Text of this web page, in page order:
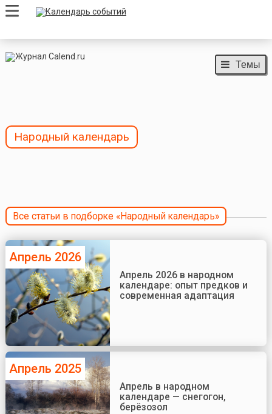
Темы
Народный календарь
Все статьи в подборке «Народный календарь»
Апрель 2026
Апрель 2026 в народном
календаре: опыт предков и
современная адаптация
Апрель 2025
Апрель в народном
календаре — снегогон,
берёзозол